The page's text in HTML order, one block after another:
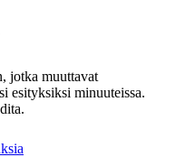
jotka muuttavat
esityksiksi minuuteissa.